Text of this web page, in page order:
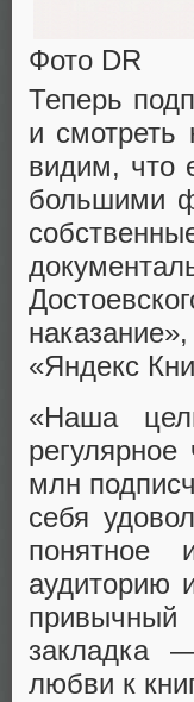
Фото DR
Теперь
и смотреть
видим, что
большими
«Яндекс
«Наша
млн
себя
понятное
аудиторию
закладка
любви к